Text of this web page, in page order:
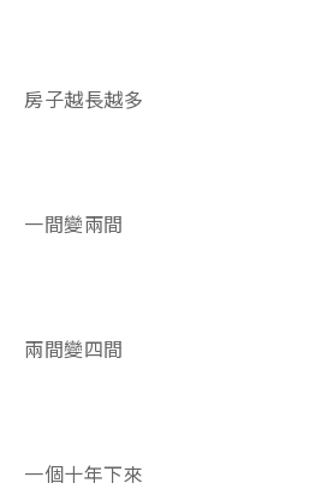
房子越長越多
一間變兩間
兩間變四間
一個十年下來